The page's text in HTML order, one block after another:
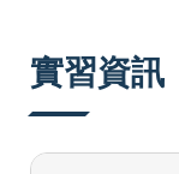
實習資訊